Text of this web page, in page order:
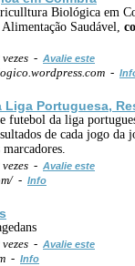
Biológica em
Saudável,
- Avalie este
-
Liga Portuguesa,
futebol da liga
de cada jogo da
- Avalie este
- Info
- Avalie este
- Info